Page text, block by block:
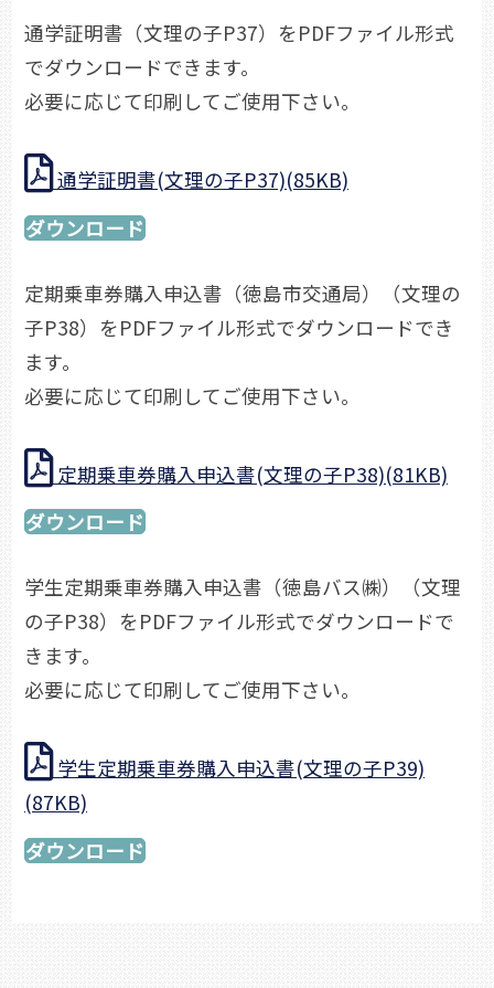
通学証明書（文理の子P37）をPDFファイル形式
でダウンロードできます。
必要に応じて印刷してご使用下さい。
通学証明書(文理の子P37)(85KB)
ダウンロード
定期乗車券購入申込書（徳島市交通局）（文理の
子P38）をPDFファイル形式でダウンロードでき
ます。
必要に応じて印刷してご使用下さい。
定期乗車券購入申込書(文理の子P38)(81KB)
ダウンロード
学生定期乗車券購入申込書（徳島バス㈱）（文理
の子P38）をPDFファイル形式でダウンロードで
きます。
必要に応じて印刷してご使用下さい。
学生定期乗車券購入申込書(文理の子P39)
(87KB)
ダウンロード